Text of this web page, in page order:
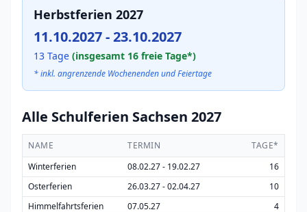
Herbstferien 2027
11.10.2027 - 23.10.2027
13 Tage (insgesamt 16 freie Tage*)
* inkl. angrenzende Wochenenden und Feiertage
Alle Schulferien Sachsen 2027
NAME TERMIN
TAGE*
Winterferien
08.02.27 - 19.02.27
16
Osterferien
26.03.27 - 02.04.27
10
Himmelfahrtsferien
07.05.27
4